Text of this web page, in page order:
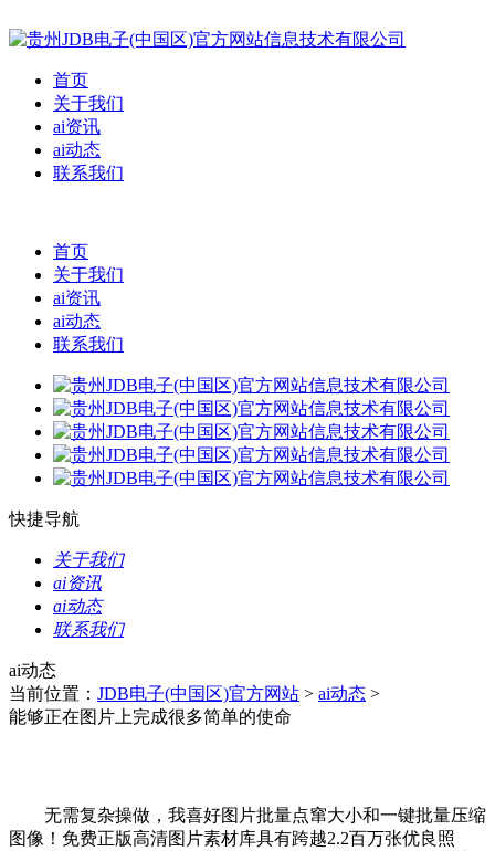
首页
关于我们
ai资讯
ai动态
联系我们
首页
关于我们
ai资讯
ai动态
联系我们
快捷导航
关于我们
ai资讯
ai动态
联系我们
ai动态
当前位置： JDB电子(中国区)官方网站 > ai动态 >
能够正在图片上完成很多简单的使命
无需复杂操做，我喜好图片批量点窜大小和一键批量压缩
图像！免费正版高清图片素材库具有跨越2.2百万张优良照